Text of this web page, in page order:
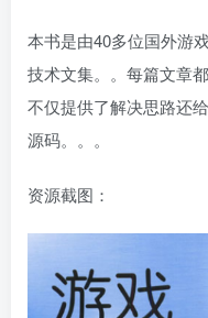
本书是由40多位国外游
技术文集。。每篇文章
不仅提供了解决思路还
源码。。。
资源截图：